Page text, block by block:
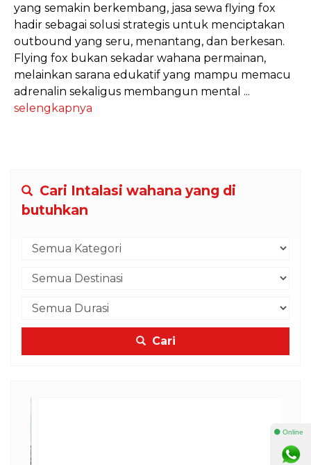
yang semakin berkembang, jasa sewa flying fox
hadir sebagai solusi strategis untuk menciptakan
outbound yang seru, menantang, dan berkesan.
Flying fox bukan sekadar wahana permainan,
melainkan sarana edukatif yang mampu memacu
adrenalin sekaligus membangun mental ...
selengkapnya
Cari Intalasi wahana yang di
butuhkan
Cari
⚫ Online